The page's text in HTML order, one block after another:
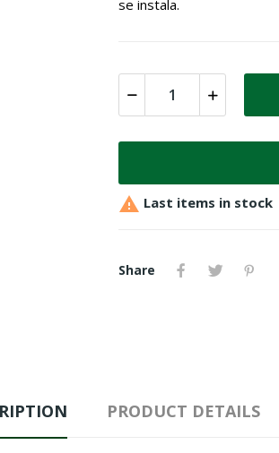
se instala.
 Last items in stock
Share
PRODUCT DETAILS